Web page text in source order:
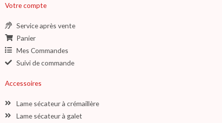
Votre compte
Service après vente
Panier
Mes Commandes
Suivi de commande
Accessoires
Lame sécateur à crémaillère
Lame sécateur à galet